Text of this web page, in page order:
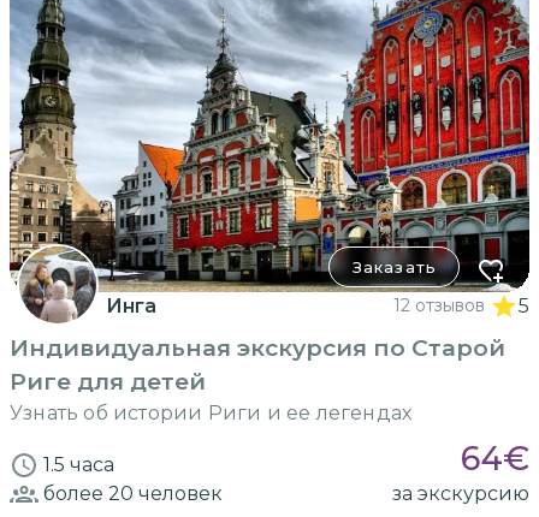
Заказать
Инга 12 отзывов 5
Индивидуальная экскурсия по Старой
Риге для детей
Узнать об истории Риги и ее легендах
1.5 часа 64€
более 20 человек за экскурсию